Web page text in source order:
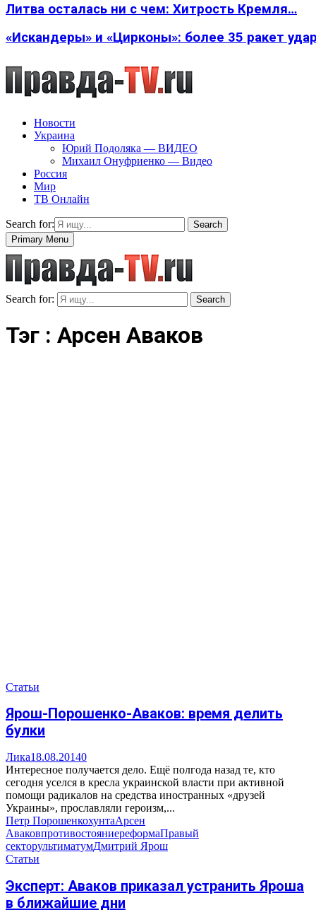
Литва осталась ни с чем: Хитрость Кремля…
«Искандеры» и «Цирконы»: более 35 ракет
Новости
Украина
Юрий Подоляка — ВИДЕО
Михаил Онуфриенко — Видео
Россия
Мир
ТВ Онлайн
Search for:
Search
Primary Menu
Search for: Search
Тэг : Арсен Аваков
Статьи
Ярош-Порошенко-Аваков: время делить
булки
Лика18.08.20140
Интересное получается дело. Ещё полгода назад те, кто
сегодня уселся в кресла украинской власти при активной
помощи радикалов на средства иностранных «друзей
Украины», прославляли героизм,...
Петр ПорошенкохунтаАрсен
АваковпротивостояниереформаПравый
секторультиматумДмитрий Ярош
Статьи
Эксперт: Аваков приказал устранить Яроша
в ближайшие дни